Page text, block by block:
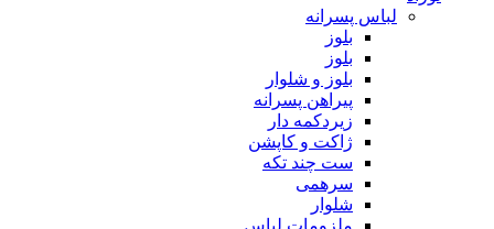
لباس پسرانه
بلوز
بلوز
بلوز و شلوار
پیراهن پسرانه
زیردکمه دار
ژاکت و کاپشن
ست چند تکه
سرهمی
شلوار
ملزومات لباس